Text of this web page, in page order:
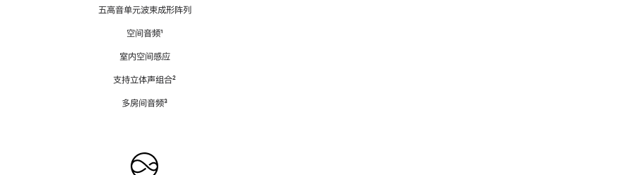
五高音单元波束成形阵列
空间音频脚
¹
室内空间感应
支持立体声组合脚
²
多房间音频脚
³